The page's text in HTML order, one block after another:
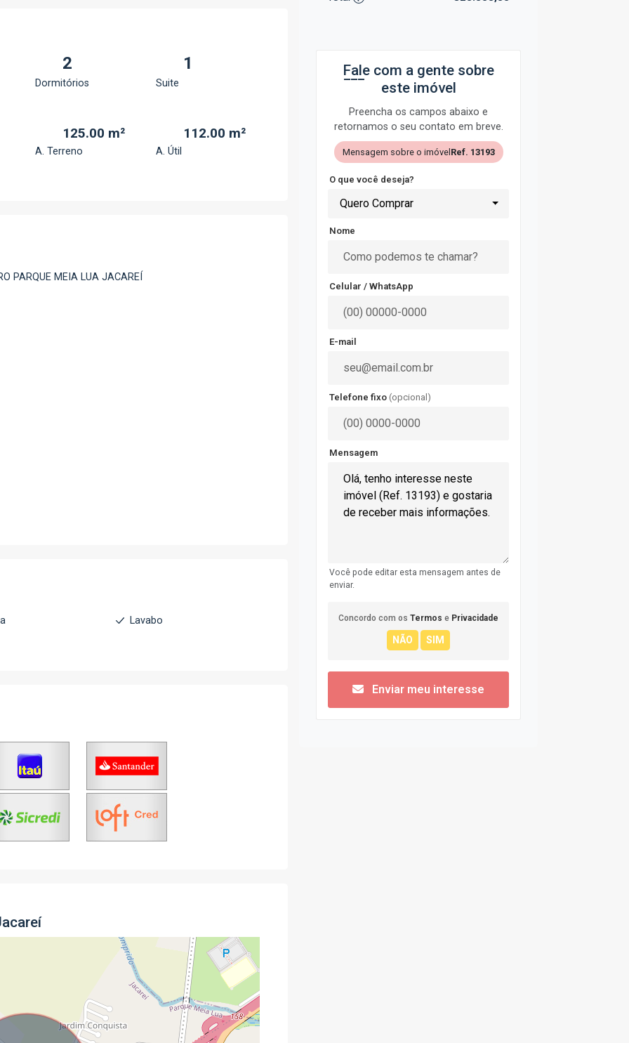
2
Dormitórios
1
Suite
125.00 m²
A. Terreno
112.00 m²
A. Útil
PARQUE MEIA LUA JACAREÍ
Lavabo
Fale com a gente sobre
este imóvel
Preencha os campos abaixo e
retornamos o seu contato em breve.
Mensagem sobre o imóvel Ref. 13193
O que você deseja?
Quero Comprar
Nome
Celular / WhatsApp
E-mail
Telefone fixo (opcional)
Mensagem
Você pode editar esta mensagem antes de
enviar.
Concordo com os Termos e Privacidade
Enviar meu interesse